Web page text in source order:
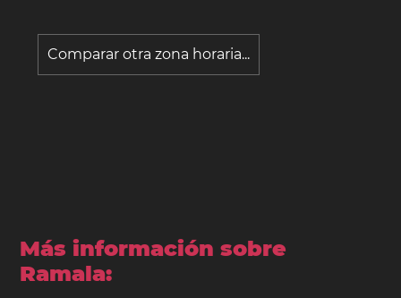
Comparar otra zona horaria...
Más información sobre
Ramala: